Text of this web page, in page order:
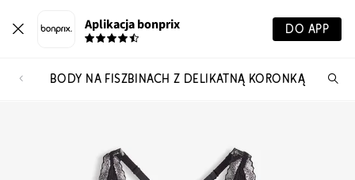
Aplikacja bonprix DO APP
BODY NA FISZBINACH Z DELIKATNĄ KORONKĄ